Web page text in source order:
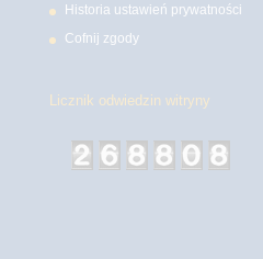
Historia ustawień prywatności
Cofnij zgody
Licznik odwiedzin witryny